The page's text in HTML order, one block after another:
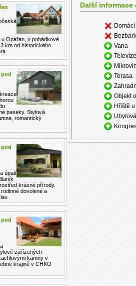
Opařan, v pohádkové
km od historického
paseky. Stylová
romantický
úpatí
krásné přírody.
dovolené a
zařízených
kamny v
krajině v CHKO
Další
Domácí
Vana
Televize
Terasa
Objekt
Hřiště